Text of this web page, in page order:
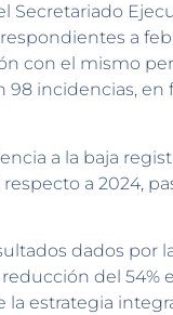
Secretariado
a
con el mismo
incidencias, en
a la baja
a 2024,
dados por
del 54%
la estrategia